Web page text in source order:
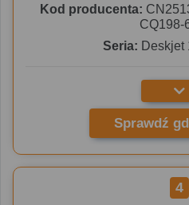
Kod producenta:
CQ198-
Seria: Deskjet
Sprawdź
4